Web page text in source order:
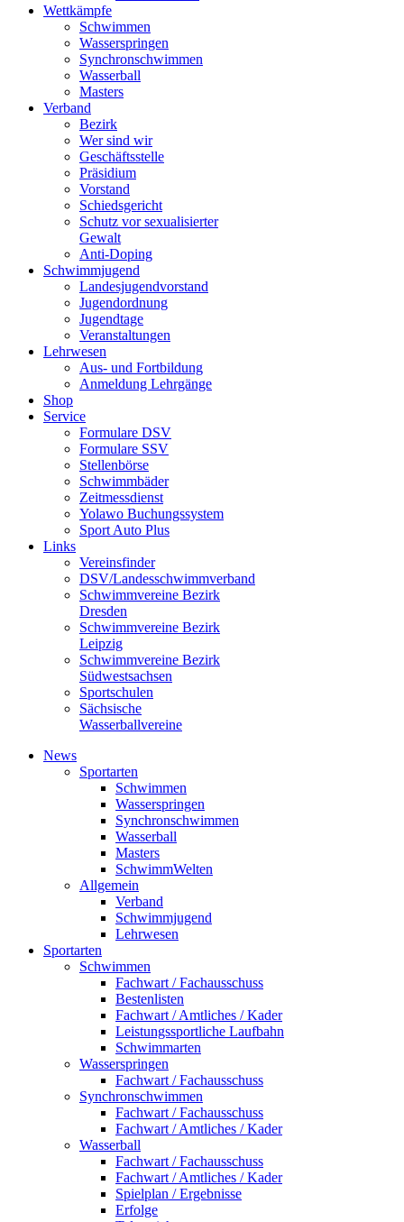
Wettkämpfe
Schwimmen
Wasserspringen
Synchronschwimmen
Wasserball
Masters
Verband
Bezirk
Wer sind wir
Geschäftsstelle
Präsidium
Vorstand
Schiedsgericht
Schutz vor sexualisierter
Gewalt
Anti-Doping
Schwimmjugend
Landesjugendvorstand
Jugendordnung
Jugendtage
Veranstaltungen
Lehrwesen
Aus- und Fortbildung
Anmeldung Lehrgänge
Shop
Service
Formulare DSV
Formulare SSV
Stellenbörse
Schwimmbäder
Zeitmessdienst
Yolawo Buchungssystem
Sport Auto Plus
Links
Vereinsfinder
DSV/Landesschwimmverband
Schwimmvereine Bezirk
Dresden
Schwimmvereine Bezirk
Leipzig
Schwimmvereine Bezirk
Südwestsachsen
Sportschulen
Sächsische
Wasserballvereine
News
Sportarten
Schwimmen
Wasserspringen
Synchronschwimmen
Wasserball
Masters
SchwimmWelten
Allgemein
Verband
Schwimmjugend
Lehrwesen
Sportarten
Schwimmen
Fachwart / Fachausschuss
Bestenlisten
Fachwart / Amtliches / Kader
Leistungssportliche Laufbahn
Schwimmarten
Wasserspringen
Fachwart / Fachausschuss
Synchronschwimmen
Fachwart / Fachausschuss
Fachwart / Amtliches / Kader
Wasserball
Fachwart / Fachausschuss
Fachwart / Amtliches / Kader
Spielplan / Ergebnisse
Erfolge